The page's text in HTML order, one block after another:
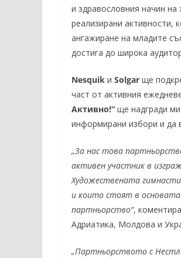
и здравословния начин
реализирани активности,
ангажиране на младите
достига до широка
Nesquik и Solgar ще
част от активния
Активно!“ ще надгради
информирани избори и да
„За нас това
активен участник в
Художествената
и които стоят в
партньорство“,
Адриатика, Молдова и
„Партньорството с